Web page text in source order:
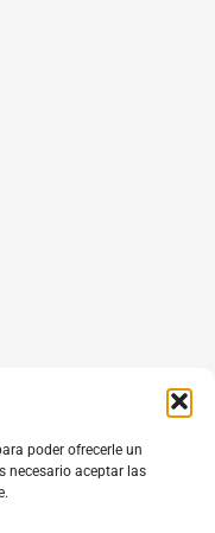
poder ofrecerle un
necesario aceptar las
Teobaldo Power Nº 7,
desde 1954.